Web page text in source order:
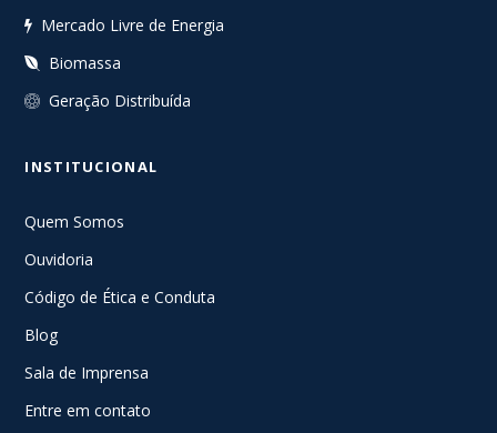
Mercado Livre de Energia
Biomassa
Geração Distribuída
INSTITUCIONAL
Quem Somos
Ouvidoria
Código de Ética e Conduta
Blog
Sala de Imprensa
Entre em contato